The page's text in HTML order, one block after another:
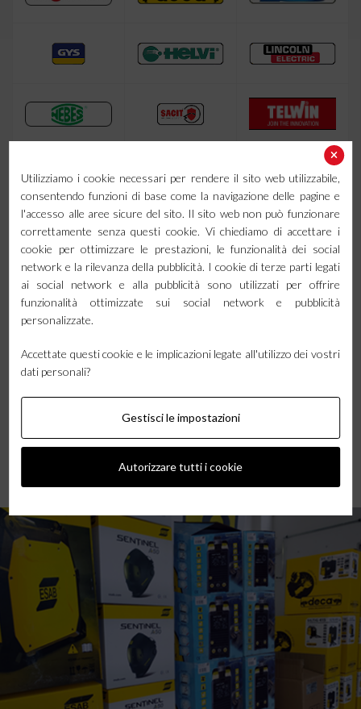
Utilizziamo i cookie necessari per rendere il sito web utilizzabile,
consentendo funzioni di base come la navigazione delle pagine e
l'accesso alle aree sicure del sito. Il sito web non può funzionare
correttamente senza questi cookie. Vi chiediamo di accettare i
cookie per ottimizzare le prestazioni, le funzionalità dei social
network e la rilevanza della pubblicità. I cookie di terze parti legati
ai social network e alla pubblicità sono utilizzati per offrire
funzionalità ottimizzate sui social network e pubblicità
personalizzate.
Accettate questi cookie e le implicazioni legate all'utilizzo dei vostri
dati personali?
Gestisci le impostazioni
Autorizzare tutti i cookie